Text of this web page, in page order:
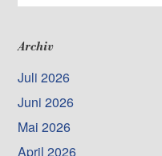
Archiv
Juli 2026
Juni 2026
Mai 2026
April 2026